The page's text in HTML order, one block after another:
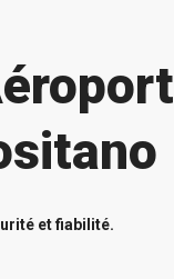
et fiabilité.